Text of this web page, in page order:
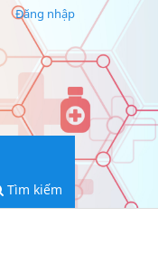
Tìm kiếm
Đăng nhập